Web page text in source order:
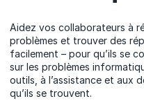
Aidez vos collaborateurs à
problèmes et trouver des
facilement – pour qu’ils se
sur les problèmes
outils, à l’assistance et aux
qu’ils se trouvent.